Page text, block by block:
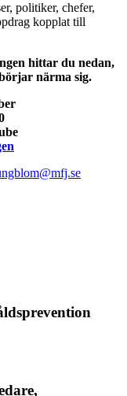
politiker, chefer,
kopplat till
hittar du nedan,
närma sig.